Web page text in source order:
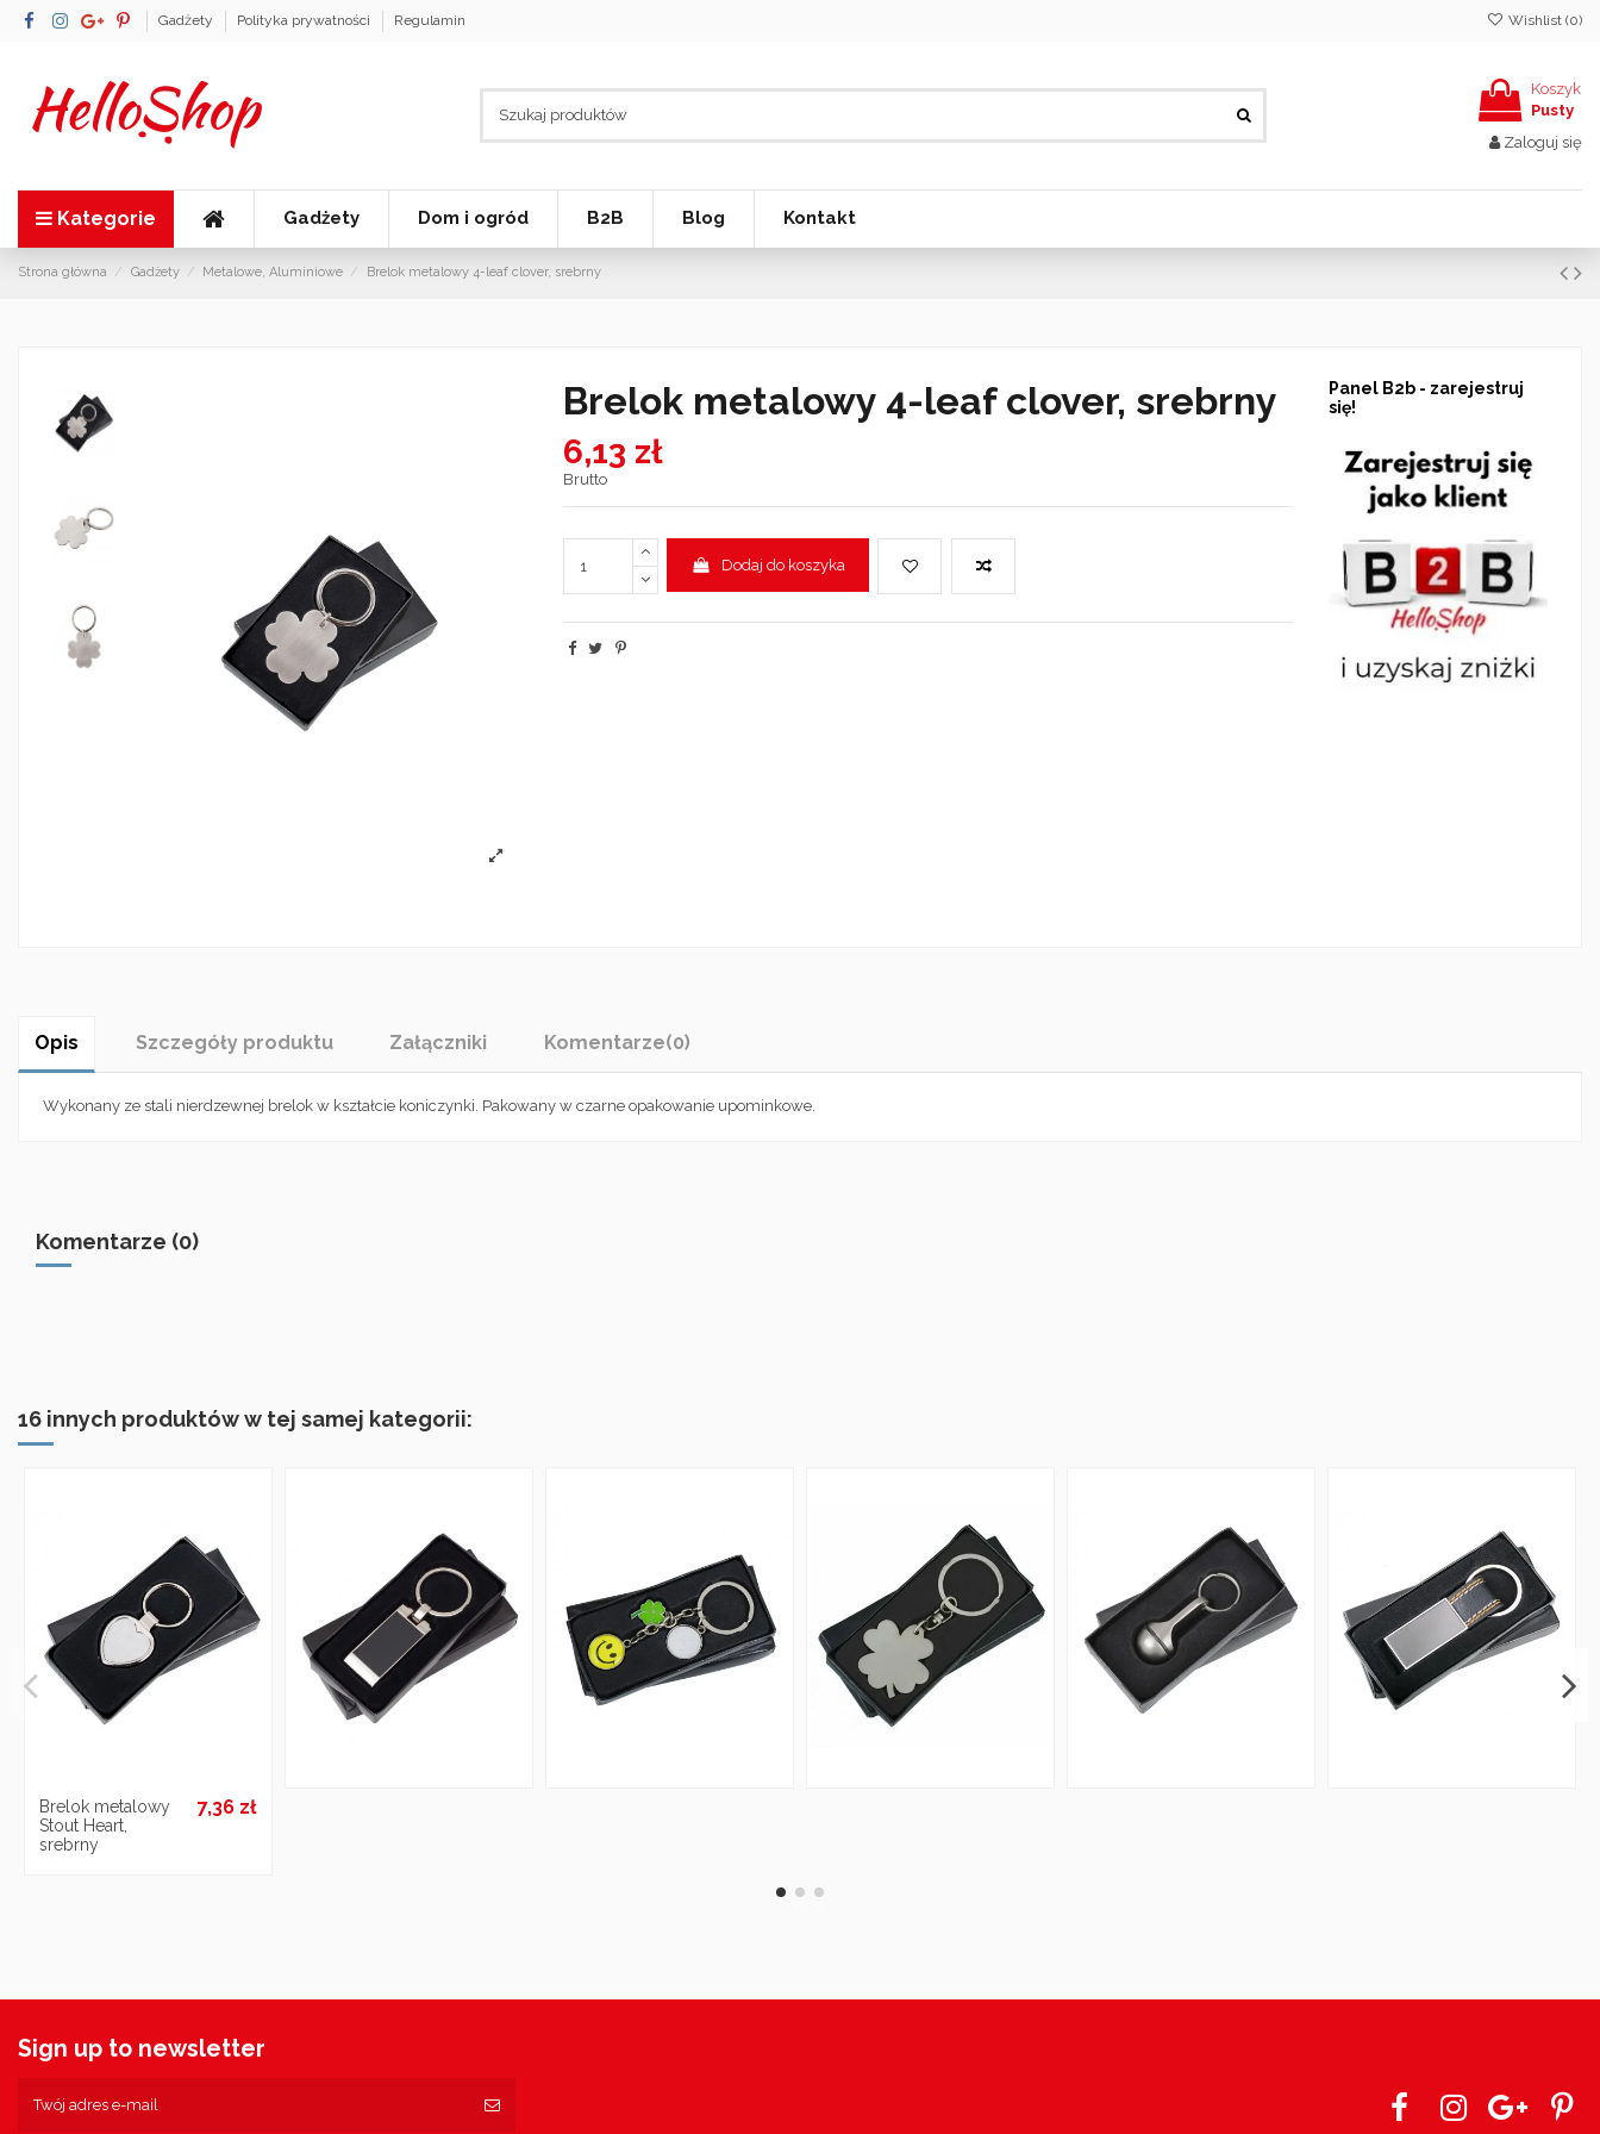
Gadżety Polityka prywatności Regulamin Wishlist (0)
Koszyk
Pusty
Zaloguj się
Kategorie Gadżety Dom i ogród B2B Blog Kontakt
Strona główna Gadżety Metalowe, Aluminiowe Brelok metalowy 4-leaf clover, srebrny
Brelok metalowy 4-leaf clover, srebrny
6,13 zł
Brutto
Dodaj do koszyka
Panel B2b - zarejestruj
się!
Opis Szczegóły produktu Załączniki Komentarze(0)
Wykonany ze stali nierdzewnej brelok w kształcie koniczynki. Pakowany w czarne opakowanie upominkowe.
Komentarze (0)
16 innych produktów w tej samej kategorii:
Brelok metalowy
Stout Heart,
srebrny
7,36 zł
Sign up to newsletter